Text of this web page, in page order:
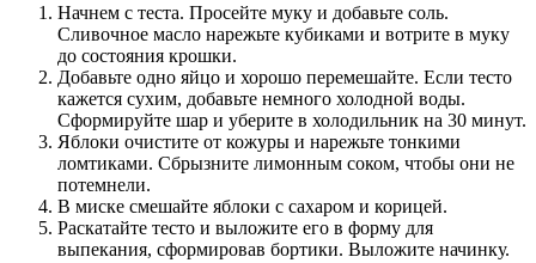
Начнем с теста. Просейте муку и добавьте соль.
Сливочное масло нарежьте кубиками и вотрите в муку
до состояния крошки.
Добавьте одно яйцо и хорошо перемешайте. Если тесто
кажется сухим, добавьте немного холодной воды.
Сформируйте шар и уберите в холодильник на 30 минут.
Яблоки очистите от кожуры и нарежьте тонкими
ломтиками. Сбрызните лимонным соком, чтобы они не
потемнели.
В миске смешайте яблоки с сахаром и корицей.
Раскатайте тесто и выложите его в форму для
выпекания, сформировав бортики. Выложите начинку.